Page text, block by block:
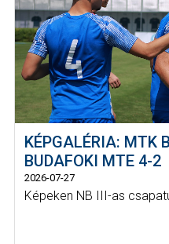
KÉPGALÉRIA: MTK
BUDAFOKI MTE 4-2
2026-07-27
Képeken NB III-as